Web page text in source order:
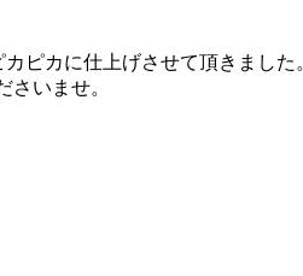
ピカに仕上げさせて頂きまし
いませ。